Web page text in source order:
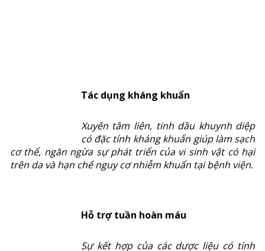
Tác dụng kháng khuẩn
Xuyên tâm liên, tinh dầu khuynh diệp
có đặc tính kháng khuẩn giúp làm sạch
cơ thể, ngăn ngừa sự phát triển của vi sinh vật có hại
trên da và hạn chế nguy cơ nhiễm khuẩn tại bệnh viện.
Hỗ trợ tuần hoàn máu
Sự kết hợp của các dược liệu có tính